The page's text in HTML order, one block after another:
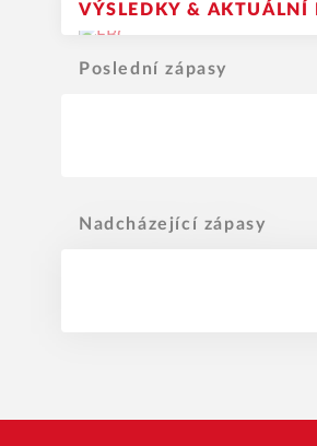
VÝSLEDKY & AKTUÁLNÍ
Poslední zápasy
Nadcházející zápasy